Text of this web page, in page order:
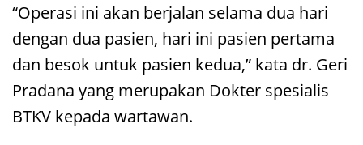
“Operasi ini akan berjalan selama dua hari
dengan dua pasien, hari ini pasien pertama
dan besok untuk pasien kedua,” kata dr. Geri
Pradana yang merupakan Dokter spesialis
BTKV kepada wartawan.